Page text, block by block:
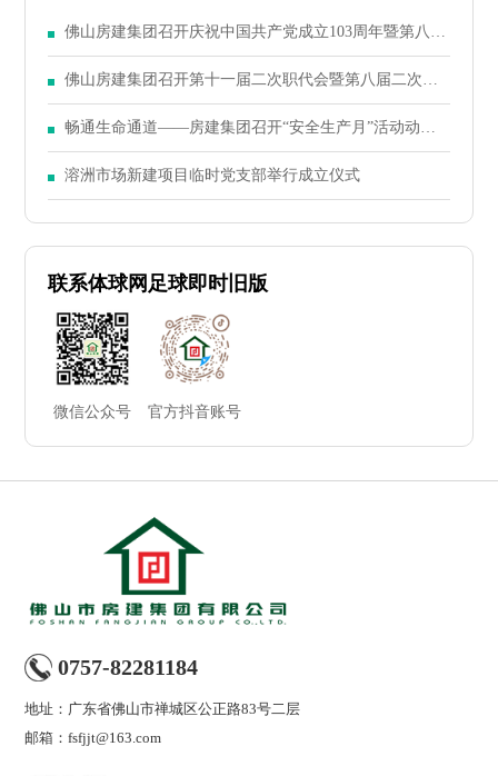
佛山房建集团召开庆祝中国共产党成立103周年暨第八届
二次党员大会
佛山房建集团召开第十一届二次职代会暨第八届二次股
东大会
畅通生命通道——房建集团召开“安全生产月”活动动员
大会
溶洲市场新建项目临时党支部举行成立仪式
联系体球网足球即时旧版
微信公众号 官方抖音账号
0757-82281184
地址：广东省佛山市禅城区公正路83号二层
邮箱：fsfjjt@163.com